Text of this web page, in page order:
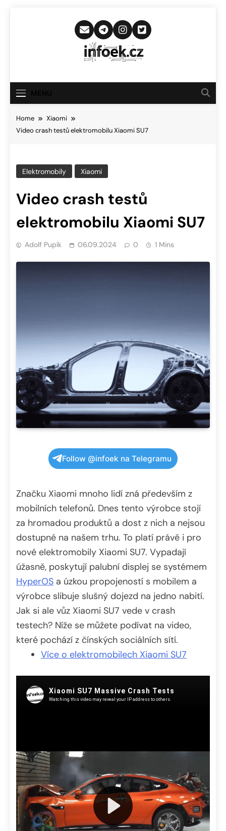
Infoek.cz
Novinkám
Home
Xiaomi
Video crash testů elektromobilu Xiaomi SU7
Elektromobily Xiaomi
Video crash testů
elektromobilu Xiaomi SU7
Adolf Pupík 06.09.2024 0 1 Mins
Follow @infoek na Telegramu
Značku Xiaomi mnoho lidí zná především z
mobilních telefonů. Dnes tento výrobce stojí
za hromadou produktů a dost z nich a nejsou
dostupné na našem trhu. To platí právě i pro
nové elektromobily Xiaomi SU7. Vypadají
úžasně, poskytují palubní displej se systémem
HyperOS a úzkou propojeností s mobilem a
výrobce slibuje slušný dojezd na jedno nabití.
Jak si ale vůz Xiaomi SU7 vede v crash
testech? Níže se můžete podívat na video,
které pochází z čínských sociálních sítí.
Více o elektromobilech Xiaomi SU7